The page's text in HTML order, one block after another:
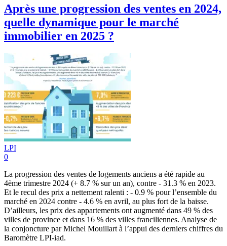
Après une progression des ventes en 2024,
quelle dynamique pour le marché
immobilier en 2025 ?
LPI
0
La progression des ventes de logements anciens a été rapide au
4ème trimestre 2024 (+ 8.7 % sur un an), contre - 31.3 % en 2023.
Et le recul des prix a nettement ralenti : - 0.9 % pour l’ensemble du
marché en 2024 contre - 4.6 % en avril, au plus fort de la baisse.
D’ailleurs, les prix des appartements ont augmenté dans 49 % des
villes de province et dans 16 % des villes franciliennes. Analyse de
la conjoncture par Michel Mouillart à l’appui des derniers chiffres du
Baromètre LPI-iad.